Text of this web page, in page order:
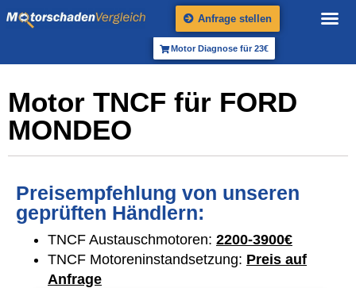
Anfrage stellen
Motor Diagnose für 23€
Motor TNCF für FORD
MONDEO
Preisempfehlung von unseren
geprüften Händlern:
TNCF Austauschmotoren: 2200-3900€
TNCF Motoreninstandsetzung: Preis auf
Anfrage